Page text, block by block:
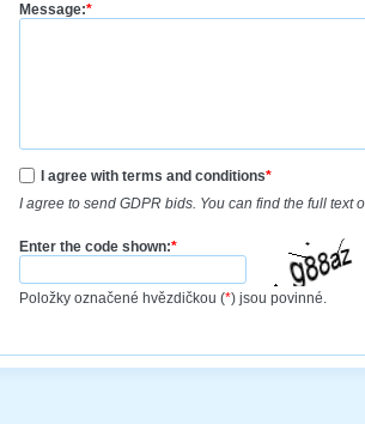
Message:*
I agree with terms and conditions*
I agree to send GDPR bids. You can find the full
Enter the code shown:*
Položky označené hvězdičkou (*) jsou povinné.